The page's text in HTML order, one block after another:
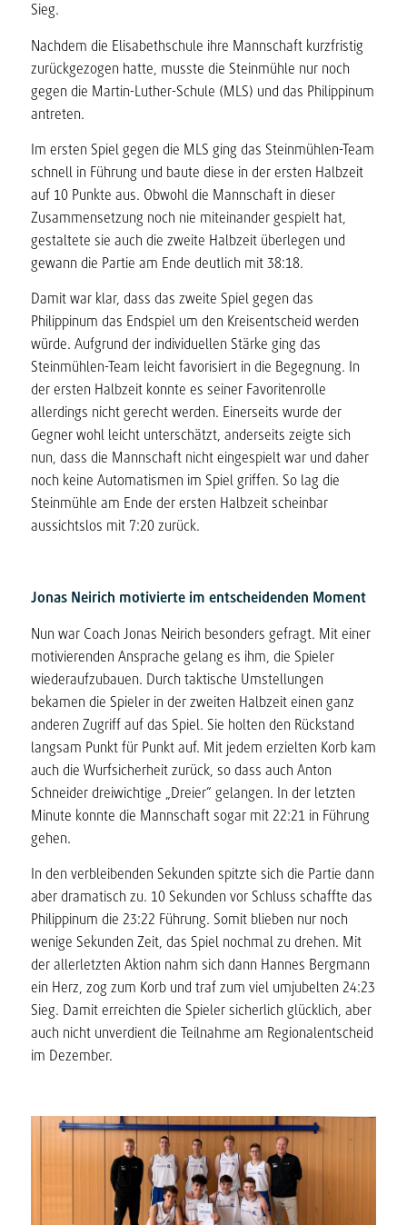
Sieg.
Nachdem die Elisabethschule ihre Mannschaft kurzfristig
zurückgezogen hatte, musste die Steinmühle nur noch
gegen die Martin-Luther-Schule (MLS) und das Philippinum
antreten.
Im ersten Spiel gegen die MLS ging das Steinmühlen-Team
schnell in Führung und baute diese in der ersten Halbzeit
auf 10 Punkte aus. Obwohl die Mannschaft in dieser
Zusammensetzung noch nie miteinander gespielt hat,
gestaltete sie auch die zweite Halbzeit überlegen und
gewann die Partie am Ende deutlich mit 38:18.
Damit war klar, dass das zweite Spiel gegen das
Philippinum das Endspiel um den Kreisentscheid werden
würde. Aufgrund der individuellen Stärke ging das
Steinmühlen-Team leicht favorisiert in die Begegnung. In
der ersten Halbzeit konnte es seiner Favoritenrolle
allerdings nicht gerecht werden. Einerseits wurde der
Gegner wohl leicht unterschätzt, anderseits zeigte sich
nun, dass die Mannschaft nicht eingespielt war und daher
noch keine Automatismen im Spiel griffen. So lag die
Steinmühle am Ende der ersten Halbzeit scheinbar
aussichtslos mit 7:20 zurück.
Jonas Neirich motivierte im entscheidenden Moment
Nun war Coach Jonas Neirich besonders gefragt. Mit einer
motivierenden Ansprache gelang es ihm, die Spieler
wiederaufzubauen. Durch taktische Umstellungen
bekamen die Spieler in der zweiten Halbzeit einen ganz
anderen Zugriff auf das Spiel. Sie holten den Rückstand
langsam Punkt für Punkt auf. Mit jedem erzielten Korb kam
auch die Wurfsicherheit zurück, so dass auch Anton
Schneider dreiwichtige „Dreier“ gelangen. In der letzten
Minute konnte die Mannschaft sogar mit 22:21 in Führung
gehen.
In den verbleibenden Sekunden spitzte sich die Partie dann
aber dramatisch zu. 10 Sekunden vor Schluss schaffte das
Philippinum die 23:22 Führung. Somit blieben nur noch
wenige Sekunden Zeit, das Spiel nochmal zu drehen. Mit
der allerletzten Aktion nahm sich dann Hannes Bergmann
ein Herz, zog zum Korb und traf zum viel umjubelten 24:23
Sieg. Damit erreichten die Spieler sicherlich glücklich, aber
auch nicht unverdient die Teilnahme am Regionalentscheid
im Dezember.